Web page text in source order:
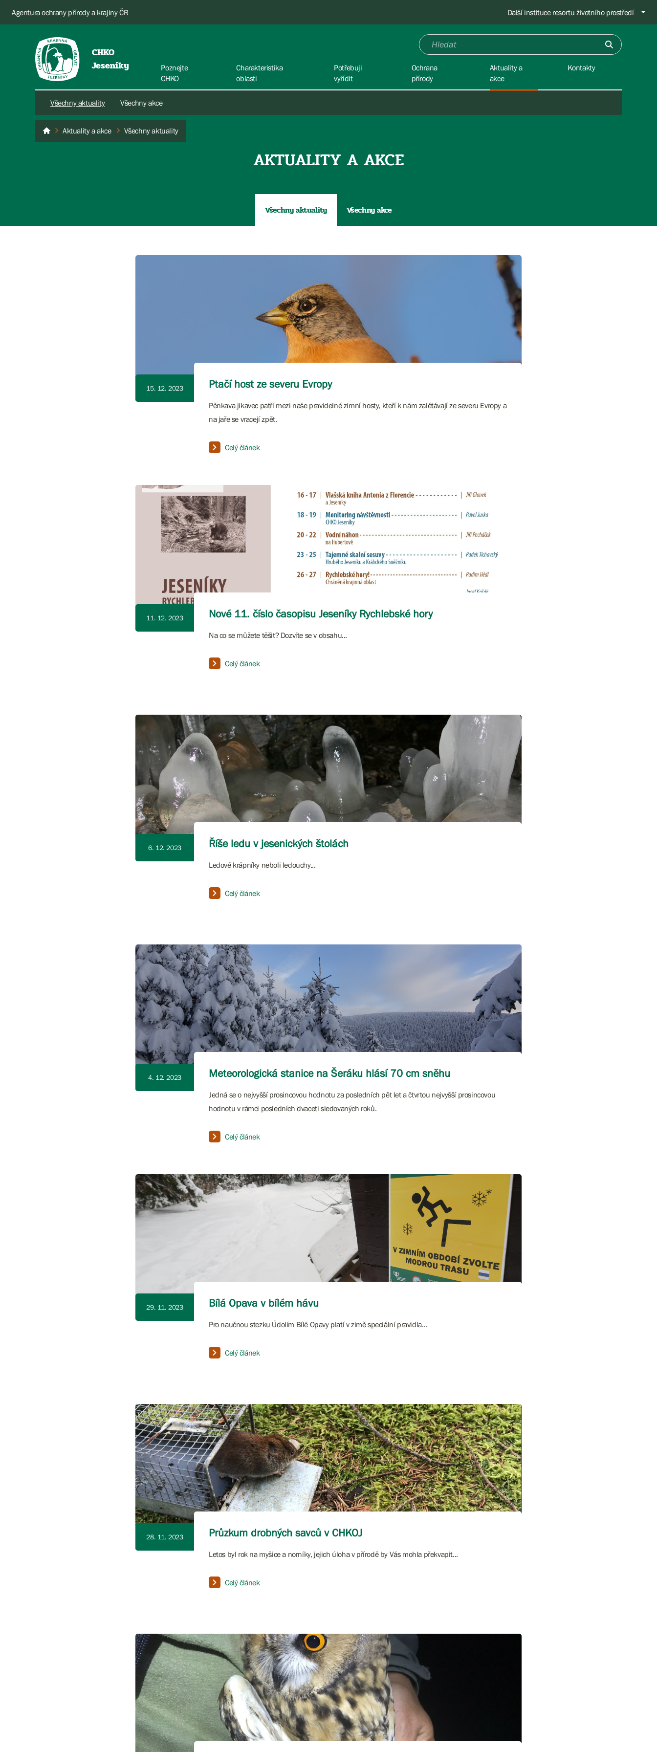
Agentura ochrany přírody a krajiny ČR Další instituce resortu životního prostředí
CHKO
Jeseníky
Poznejte
CHKO
Charakteristika
oblasti
Potřebuji
vyřídit
Ochrana
přírody
Aktuality a
akce
Všechny aktuality Všechny akce
Kontakty
JeseníkyAktuality a akce Všechny aktuality
AKTUALITY A AKCE
Všechny aktuality Všechny akce
15. 12. 2023 Ptačí host ze severu Evropy
Pěnkava jikavec patří mezi naše pravidelné zimní hosty, kteří k nám zalétávají ze severu Evropy a
na jaře se vracejí zpět.
Celý článek
11. 12. 2023 Nové 11. číslo časopisu Jeseníky Rychlebské hory
Na co se můžete těšit? Dozvíte se v obsahu...
Celý článek
6. 12. 2023 Říše ledu v jesenických štolách
Ledové krápníky neboli ledouchy...
Celý článek
4. 12. 2023 Meteorologická stanice na Šeráku hlásí 70 cm sněhu
Jedná se o nejvyšší prosincovou hodnotu za posledních pět let a čtvrtou nejvyšší prosincovou
hodnotu v rámci posledních dvaceti sledovaných roků.
Celý článek
29. 11. 2023 Bílá Opava v bílém hávu
Pro naučnou stezku Údolím Bílé Opavy platí v zimě speciální pravidla...
Celý článek
28. 11. 2023 Průzkum drobných savců v CHKOJ
Letos byl rok na myšice a norníky, jejich úloha v přírodě by Vás mohla překvapit...
Celý článek